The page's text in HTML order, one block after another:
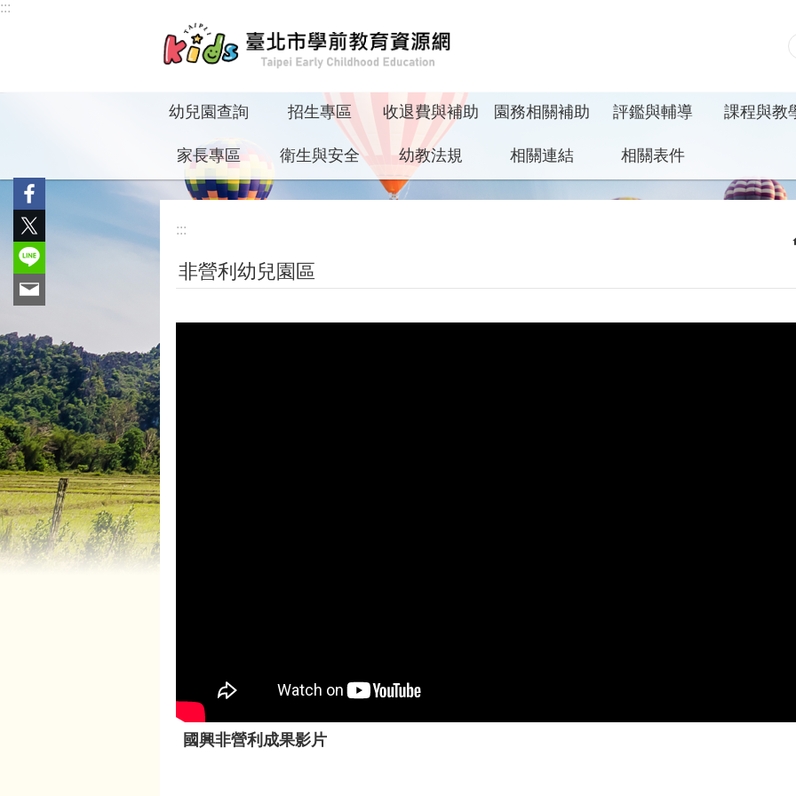
跳到主要內容區塊
:::
幼兒園查詢 招生專區 收退費與補助 園務相關補助 評鑑與輔導 課程與教
家長專區 衛生與安全 幼教法規 相關連結 相關表件
:::
非營利幼兒園區
國興非營利成果影片